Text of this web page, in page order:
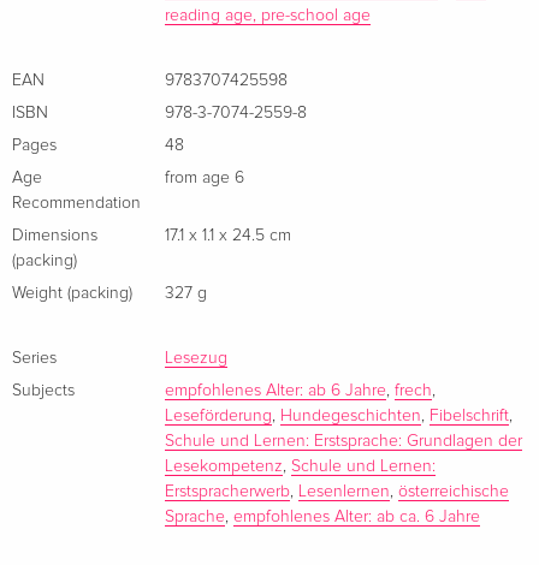
wo sie zusammen mit ihren beiden Brüdern viele Eindrücke
übernimmt sie die Leitung der englischen Bildagentur Pictor
in Wien und bleibt dort, bis die dritte Tochter geboren wird.
Im selben Jahr beginnt sie für ihre beiden älteren Töchter
eine Geschichte zu schreiben. Anfangs noch ein Hobby, wird
das Schreiben bald zur Leidenschaft und auch zu ihrem
Hauptberuf. Unter anderem entstehen die Erfolgsserien
„Anziehende Geschichten“, „Mission Zeitreise“, „Mythania“
sowie Bücher in der österreichischen Erstlesereihe
Ihre interaktiven Lesungen führen sie in Schulen im
gesamten deutschsprachigen Raum. Es ist ihr ein Anliegen,
Kindern die faszinierende Welt der Bücher und das Lesen als
eine der wichtigsten Kompetenzen näherzubringen.
reading age, pre-school age
EAN
9783707425598
ISBN
978-3-7074-2559-8
Pages
48
Age
Recommendation
from age 6
Dimensions
(packing)
17.1 x 1.1 x 24.5 cm
Weight (packing) 327 g
Series
Lesezug
Subjects
empfohlenes Alter: ab 6 Jahre frech
Leseförderung
Hundegeschichten Fibelschrift
Schule und Lernen: Erstsprache: Grundlagen der
Lesekompetenz Schule und Lernen:
Erstspracherwerb
Lesenlernen österreichische
Sprache empfohlenes Alter: ab ca. 6 Jahre